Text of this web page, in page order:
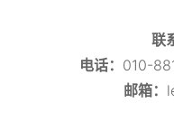
联
电话： 010-
邮箱：